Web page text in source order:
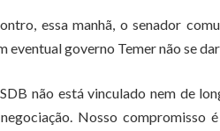
essa manhã, o senador
eventual governo Temer não se
não está vinculado nem de
Nosso compromisso